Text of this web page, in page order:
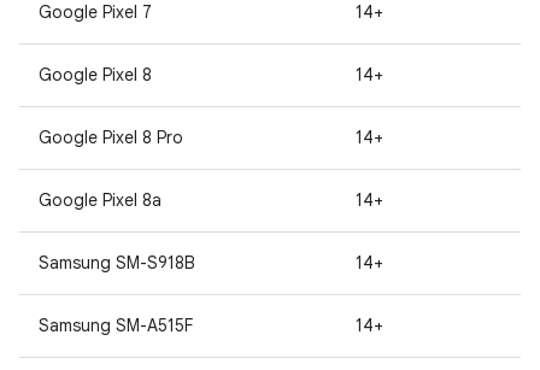
Google Pixel 7 14+
Google Pixel 8 14+
Google Pixel 8 Pro 14+
Google Pixel 8a 14+
Samsung SM-S918B 14+
Samsung SM-A515F 14+